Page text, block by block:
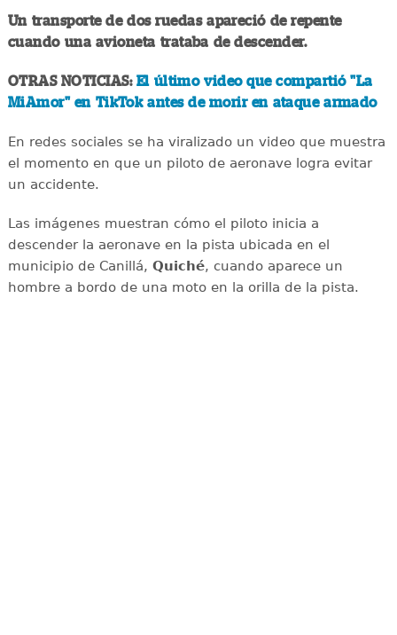
Un transporte de dos ruedas apareció de repente
cuando una avioneta trataba de descender.
OTRAS NOTICIAS:El último video que compartió "La
MiAmor" en TikTok antes de morir en ataque armado
En redes sociales se ha viralizado un video que muestra
el momento en que un piloto de aeronave logra evitar
un accidente.
Las imágenes muestran cómo el piloto inicia a
descender la aeronave en la pista ubicada en el
municipio de Canillá, Quiché, cuando aparece un
hombre a bordo de una moto en la orilla de la pista.